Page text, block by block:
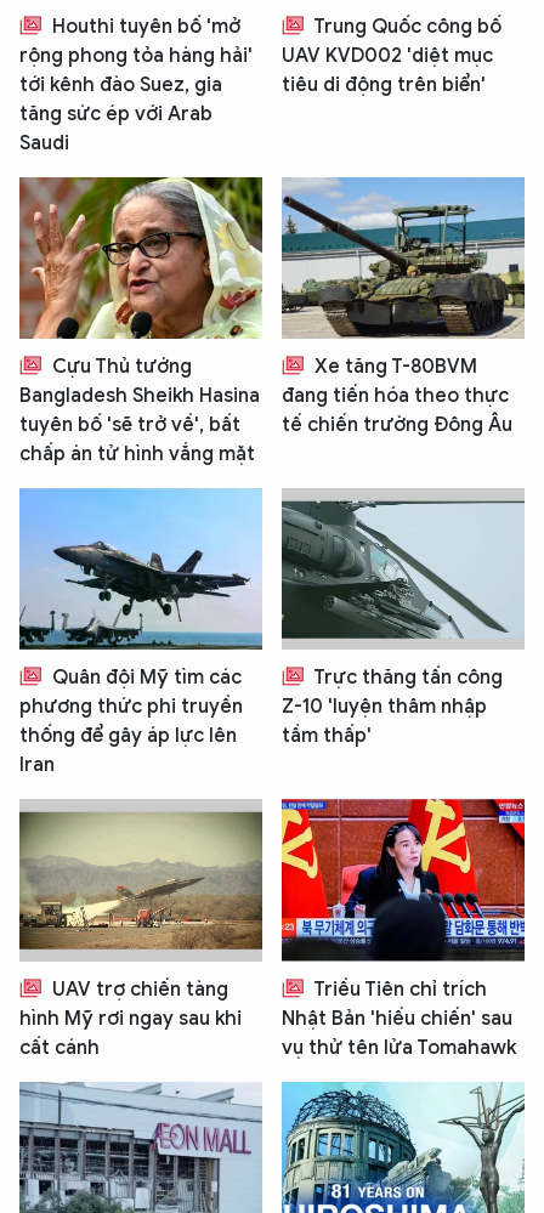
Houthi tuyên bố 'mở
rộng phong tỏa hàng hải'
tới kênh đào Suez, gia
tăng sức ép với Arab
Saudi
Trung Quốc công bố
UAV KVD002 'diệt mục
tiêu di động trên biển'
Cựu Thủ tướng
Bangladesh Sheikh Hasina
tuyên bố 'sẽ trở về', bất
chấp án tử hình vắng mặt
Xe tăng T-80BVM
đang tiến hóa theo thực
tế chiến trường Đông Âu
Quân đội Mỹ tìm các
phương thức phi truyền
thống để gây áp lực lên
Iran
Trực thăng tấn công
Z-10 'luyện thâm nhập
tầm thấp'
UAV trợ chiến tàng
hình Mỹ rơi ngay sau khi
cất cánh
Triều Tiên chỉ trích
Nhật Bản 'hiếu chiến' sau
vụ thử tên lửa Tomahawk
XIN CHÀO,
TÔI LÀ CHATBOT CỦA
Hãy hỏi tôi bất kỳ điều gì bạn cần biết về
An Ninh Thủ Đô nhé. Tôi sẵn sàng hỗ trợ!